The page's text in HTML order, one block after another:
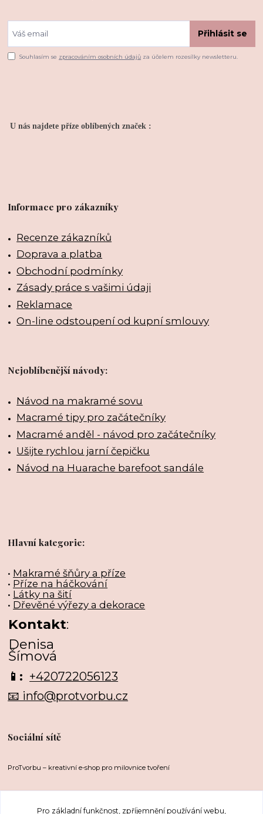
Přihlásit se
Souhlasím se zpracováním osobních údajů za účelem rozesílky newsletteru.
U nás najdete příze oblíbených značek :
Informace pro zákazníky
Recenze zákazníků
Doprava a platba
Obchodní podmínky
Zásady práce s vašimi údaji
Reklamace
On-line odstoupení od kupní smlouvy
Nejoblíbenější návody:
Návod na makramé sovu
Macramé tipy pro začátečníky
Macramé anděl - návod pro začátečníky
Ušijte rychlou jarní čepičku
Návod na Huarache barefoot sandále
Hlavní kategorie:
• Makramé šňůry a příze
• Příze na háčkování
• Látky na šití
• Dřevěné výřezy a dekorace
Kontakt:
Denisa
Šímová
📱: +420722056123
📧 info@protvorbu.cz
Sociální sítě
ProTvorbu – kreativní e-shop pro milovnice tvoření
Pro základní funkčnost, zpříjemnění používání webu,